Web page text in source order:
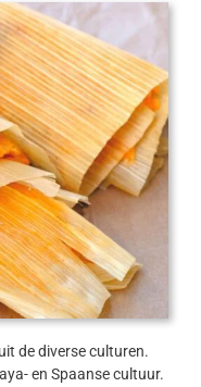
de diverse culturen.
en Spaanse cultuur.